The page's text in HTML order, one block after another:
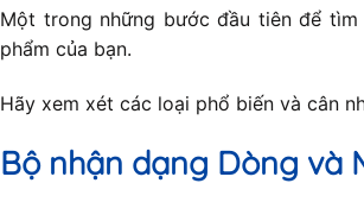
Một trong những bước đầu tiên để
phẩm của bạn.
Hãy xem xét các loại phổ biến và cân
Bộ nhận dạng Dòng và